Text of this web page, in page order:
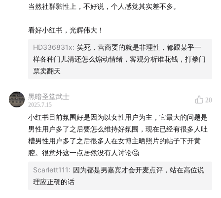
生活、兴趣、社区，这三个关键词如何排序？
「Slogan不是说出来的，而是做出来的」
小红书如何从最初的时尚美妆分享扩展到涵盖吃喝
玩乐、家居旅行等更广阔的“生活百科”？
当然社群黏性上，不好说，个人感觉其实差不多。
看好小红书，光辉伟大！
HD336831x: 笑死，营商要的就是非理性，都跟某乎一
样各种门儿清还怎么煽动情绪，客观分析谁花钱，打拳门
票卖翻天
黑暗圣堂武士
2025.7.15
20
小红书目前氛围好是因为以女性用户为主，它最大的问题是
男性用户多了之后要怎么维持好氛围，现在已经有很多人吐
槽男性用户多了之后很多人在女博主晒照片的帖子下开黄
腔。很意外这一点居然没有人讨论🤔
Scarlett111: 因为都是男嘉宾才会开麦点评，站在高位说
理应正确的话